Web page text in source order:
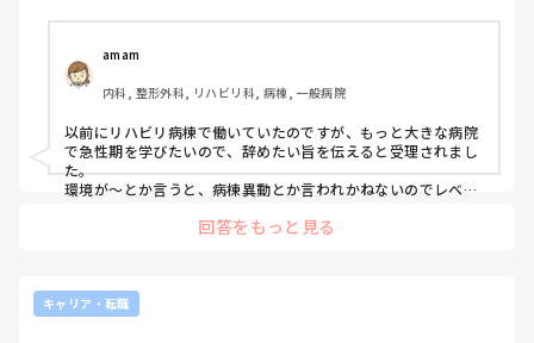
①グループ病院のため給料が他に比べて低い
4年目になり夜勤も月7回で25万程度、ボーナスは33万程度
です。
生活する分には十分ですが、転職した友人から話を聞くと全
然お給料が違ったりして、まだまだ遊びたい気持ちと将来の
ために貯金したい事を考えると
もっと給料の高い所で働きたいと思うためです。
慢性期病棟のため毎日の業務は決まっていますし、人は足り
もっと他の病院や施設も見てみたいという気持ちも最近芽生
えてきました。
amam
内科, 整形外科, リハビリ科, 病棟, 一般病院
以前にリハビリ病棟で働いていたのですが、もっと大きな病院
で急性期を学びたいので、辞めたい旨を伝えると受理されまし
た。
環境が～とか言うと、病棟異動とか言われかねないのでレベル
ている病院に行きたいのでって言ってみてはいかがでしょう
回答をもっと見る
キャリア・転職